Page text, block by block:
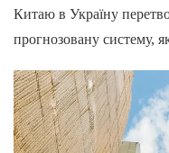
Китаю в Україну
прогнозовану систему,